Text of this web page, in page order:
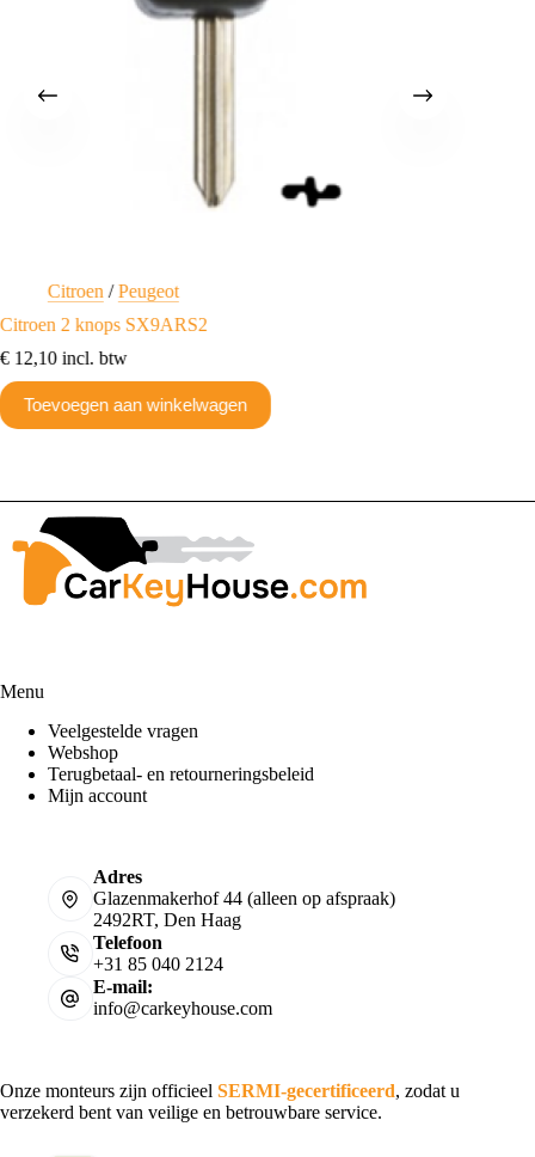
Citroen /Peugeot
Citroen 2 knops SX9ARS2
€ 12,10 incl. btw
Toevoegen aan winkelwagen
Menu
Veelgestelde vragen
Webshop
Terugbetaal- en retourneringsbeleid
Mijn account
Adres
Glazenmakerhof 44 (alleen op afspraak)
2492RT, Den Haag
Telefoon
+31 85 040 2124
E-mail:
info@carkeyhouse.com
Onze monteurs zijn officieel SERMI-gecertificeerd, zodat u
verzekerd bent van veilige en betrouwbare service.